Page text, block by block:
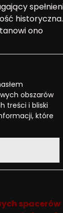
historyczna.
ono
obszarów
treści i bliski
które
spacerów